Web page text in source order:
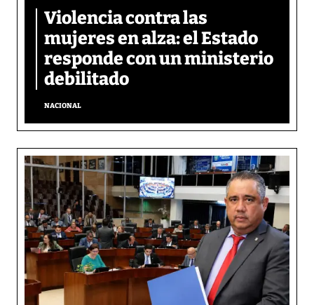
Violencia contra las
mujeres en alza: el Estado
responde con un ministerio
debilitado
NACIONAL